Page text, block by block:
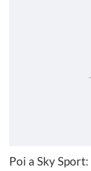
Poi a Sky Sport: